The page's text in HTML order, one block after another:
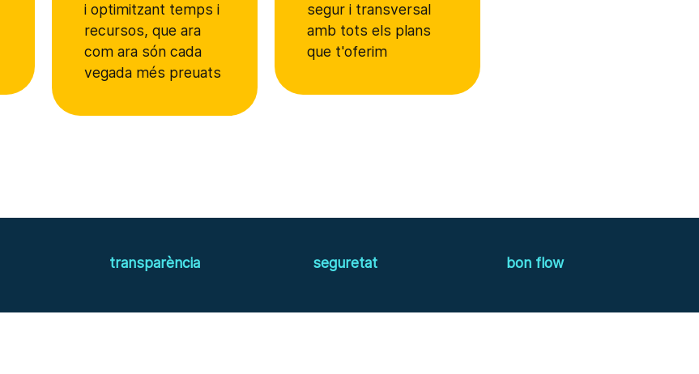
i optimitzant temps i
recursos, que ara
com ara són cada
vegada més preuats
segur i transversal
amb tots els plans
que t'oferim
transparència seguretat bon flow